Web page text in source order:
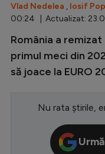
CM
Vlad Nedelea , Iosif
00:24 | Actualizat:
România a remizat
primul meci din
să joace la EURO
Nu rata știrile,